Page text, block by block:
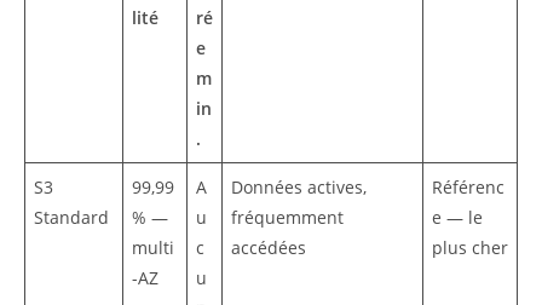
lité
ré
e
m
in
.
S3
Standard
99,99
% —
multi
-AZ
A
u
c
u
Données actives,
fréquemment
accédées
Référenc
e — le
plus cher